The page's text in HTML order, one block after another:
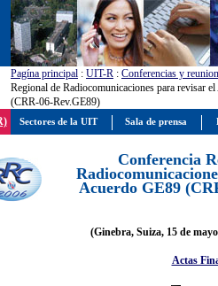
Pagína principal : UIT-R : Conferencias y
Regional de Radiocomunicaciones para revisar
(CRR-06-Rev.GE89)
Conferencia
Acuerdo GE89
(Ginebra, Suiza, 15 de
Actas
Sectores de la UIT Sala de prensa